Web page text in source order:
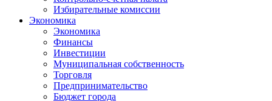
Избирательные комиссии
Экономика
Экономика
Финансы
Инвестиции
Муниципальная собственность
Торговля
Предпринимательство
Бюджет города